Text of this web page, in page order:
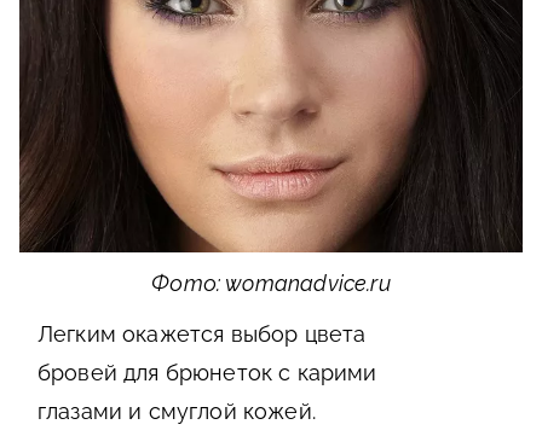
Фото: womanadvice.ru
Легким окажется выбор цвета
бровей для брюнеток с карими
глазами и смуглой кожей.